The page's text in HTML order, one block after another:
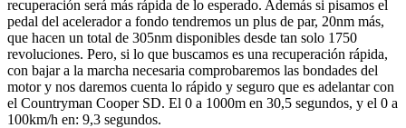
recuperación será más rápida de lo esperado. Además si pisamos el
pedal del acelerador a fondo tendremos un plus de par, 20nm más,
que hacen un total de 305nm disponibles desde tan solo 1750
revoluciones. Pero, si lo que buscamos es una recuperación rápida,
con bajar a la marcha necesaria comprobaremos las bondades del
motor y nos daremos cuenta lo rápido y seguro que es adelantar con
el Countryman Cooper SD. El 0 a 1000m en 30,5 segundos, y el 0 a
100km/h en: 9,3 segundos.